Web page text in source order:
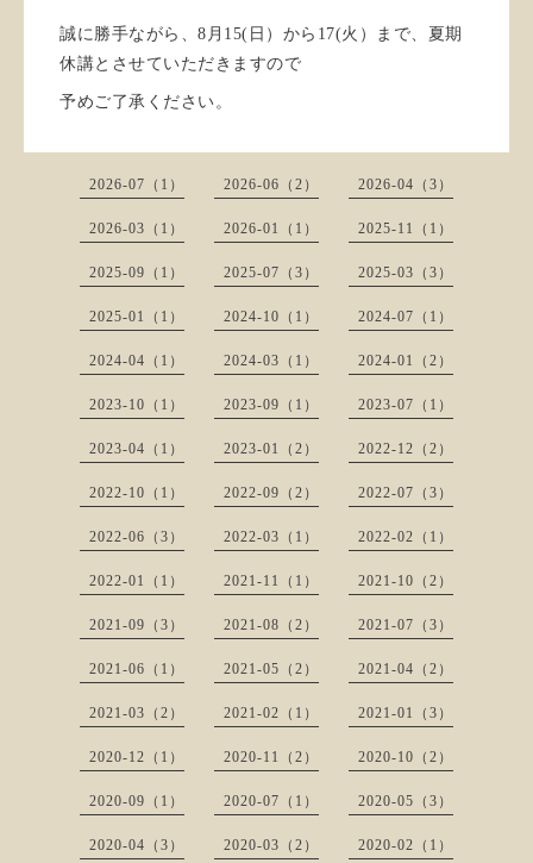
誠に勝手ながら、8月15(日）から17(火）まで、夏期
休講とさせていただきますので
予めご了承ください。
2026-07（1） 2026-06（2） 2026-04（3）
2026-03（1） 2026-01（1） 2025-11（1）
2025-09（1） 2025-07（3） 2025-03（3）
2025-01（1） 2024-10（1） 2024-07（1）
2024-04（1） 2024-03（1） 2024-01（2）
2023-10（1） 2023-09（1） 2023-07（1）
2023-04（1） 2023-01（2） 2022-12（2）
2022-10（1） 2022-09（2） 2022-07（3）
2022-06（3） 2022-03（1） 2022-02（1）
2022-01（1） 2021-11（1） 2021-10（2）
2021-09（3） 2021-08（2） 2021-07（3）
2021-06（1） 2021-05（2） 2021-04（2）
2021-03（2） 2021-02（1） 2021-01（3）
2020-12（1） 2020-11（2） 2020-10（2）
2020-09（1） 2020-07（1） 2020-05（3）
2020-04（3） 2020-03（2） 2020-02（1）